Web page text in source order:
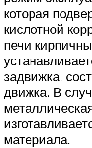
которая
кислотной
печи
задвижка,
движка. В
материала.